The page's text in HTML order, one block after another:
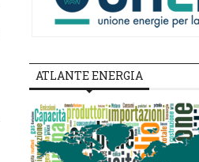
ATLANTE ENERGIA